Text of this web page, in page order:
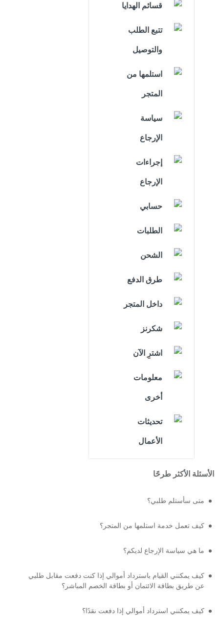
قسائم الهدايا
تتبع الطلب
والتوصيل
استلمها من
المتجر
سياسة
الإرجاع
إجراءات
الإرجاع
حسابي
الطلبات
الشحن
طرق الدفع
داخل المتجر
شكرنز
اشترِ الآن
معلومات
أخرى
تحديثات
الأعمال
الأسئلة الأكثر طرحًا
متى سأستلم طلبي؟
كيف تعمل خدمة استلمها من المتجر؟
ما هي سياسة الإرجاع لديكم؟
كيف يمكنني القيام باسترداد أموالي إذا كنت دفعت مقابل طلبي
عن طريق بطاقة الائتمان أو بطاقة الخصم المباشر؟
كيف يمكنني استرداد أموالي إذا دفعت نقدًا؟